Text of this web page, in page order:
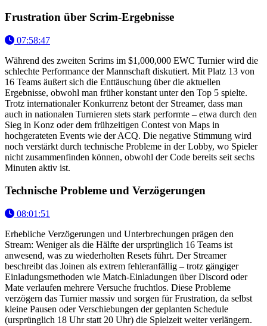
Frustration über Scrim-Ergebnisse
07:58:47
Während des zweiten Scrims im $1,000,000 EWC Turnier wird die
schlechte Performance der Mannschaft diskutiert. Mit Platz 13 von
16 Teams äußert sich die Enttäuschung über die aktuellen
Ergebnisse, obwohl man früher konstant unter den Top 5 spielte.
Trotz internationaler Konkurrenz betont der Streamer, dass man
auch in nationalen Turnieren stets stark performte – etwa durch den
Sieg in Konz oder dem frühzeitigen Contest von Maps in
hochgerateten Events wie der ACQ. Die negative Stimmung wird
noch verstärkt durch technische Probleme in der Lobby, wo Spieler
nicht zusammenfinden können, obwohl der Code bereits seit sechs
Minuten aktiv ist.
Technische Probleme und Verzögerungen
08:01:51
Erhebliche Verzögerungen und Unterbrechungen prägen den
Stream: Weniger als die Hälfte der ursprünglich 16 Teams ist
anwesend, was zu wiederholten Resets führt. Der Streamer
beschreibt das Joinen als extrem fehleranfällig – trotz gängiger
Einladungsmethoden wie Match-Einladungen über Discord oder
Mate verlaufen mehrere Versuche fruchtlos. Diese Probleme
verzögern das Turnier massiv und sorgen für Frustration, da selbst
kleine Pausen oder Verschiebungen der geplanten Schedule
(ursprünglich 18 Uhr statt 20 Uhr) die Spielzeit weiter verlängern.